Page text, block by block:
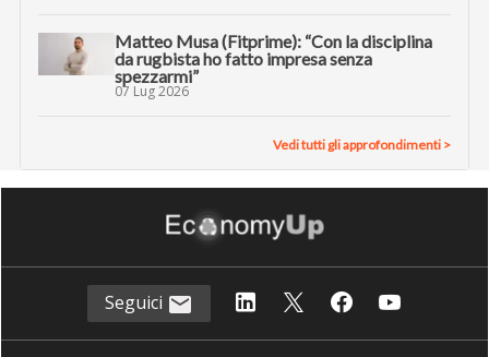
Matteo Musa (Fitprime): “Con la disciplina
da rugbista ho fatto impresa senza
spezzarmi”
07 Lug 2026
Vedi tutti gli approfondimenti >
Seguici